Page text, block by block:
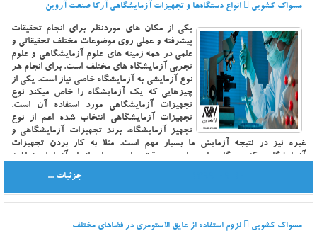
مسواک کشویی انواع دستگاه‌ها و تجهیزات آزمایشگاهی آرکا صنعت آروین
یکی از مکان های موردنظر برای انجام تحقیقات
پیشرفته و عملی روی موضوعات مختلف تحقیقاتی و
علمی در همه زمینه های علوم آزمایشگاهی و علوم
تجربی آزمایشگاه های مختلف است. برای انجام هر
نوع آزمایشی به آزمایشگاه خاصی نیاز است. یکی از
چیزهایی که یک آزمایشگاه را خاص میکند نوع
تجهیزات آزمایشگاهی مورد استفاده آن است.
تجهیزات آزمایشگاهی انتخاب شده اعم از نوع
تجهیز آزمایشگاه، برند تجهیزات آزمایشگاهی و
غیره نیز در نتیجه آزمایش ما بسیار مهم است. مثلا به کار بردن تجهیزات
آزمایشگاهی که دستگاه های مناسب و دقت مناسب برای انجام آزمایش نداشته
باشند نتیجه مناسبی به آزمایش ما نمی دهند. به همین دلیل است که برای راه اندازی
آزمایشگاه مهم است که با مشاورین زبده و متخصص این امر مشورت کرد و نوع
مناسب تجهیز آزمایشگاه خود را انتخاب نمود. همچنین یکی دیگر از چیزهایی که
دقیق و برند آن، داشتن محققین زبده و کاردان است که بتوانند به خوبی از دستگاه ها
و تجهیز آزمایشگاه استفاده کنند. زیرا تنها داشتن تجهیز آزمایشگاه بدون داشتن
جزئیات ...
مسواک کشویی لزوم استفاده از عایق الاستومری در فضاهای مختلف